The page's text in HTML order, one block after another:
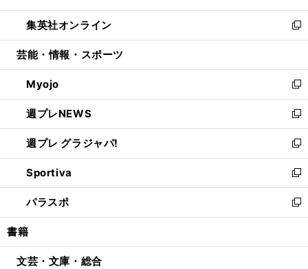
開
く
ウ
で
開
ン
ド
ウ
開
く
ウ
ィ
ン
ウ
で
開
く
し
い
ウ
ン
ド
ウ
で
開
く
集英社オンライン
新
し
ウ
ィ
ン
ド
ウ
で
開
く
芸能・情報・スポーツ
Myojo
新
し
い
ウ
ィ
ン
ド
ウ
で
開
週プレNEWS
新
し
い
ウ
ィ
ン
ド
ウ
開
週プレ グラジャパ!
新
し
い
ウ
ィ
ン
ウ
Sportiva
新
し
い
ウ
ン
パラスポ
新
し
ウ
書籍
文芸・文庫・総合